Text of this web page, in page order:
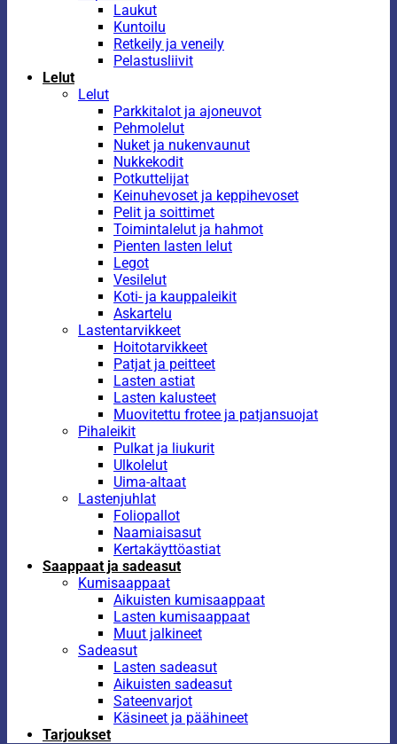
Laukut
Kuntoilu
Retkeily ja veneily
Pelastusliivit
Lelut
Lelut
Parkkitalot ja ajoneuvot
Pehmolelut
Nuket ja nukenvaunut
Nukkekodit
Potkuttelijat
Keinuhevoset ja keppihevoset
Pelit ja soittimet
Toimintalelut ja hahmot
Pienten lasten lelut
Legot
Vesilelut
Koti- ja kauppaleikit
Askartelu
Lastentarvikkeet
Hoitotarvikkeet
Patjat ja peitteet
Lasten astiat
Lasten kalusteet
Muovitettu frotee ja patjansuojat
Pihaleikit
Pulkat ja liukurit
Ulkolelut
Uima-altaat
Lastenjuhlat
Foliopallot
Naamiaisasut
Kertakäyttöastiat
Saappaat ja sadeasut
Kumisaappaat
Aikuisten kumisaappaat
Lasten kumisaappaat
Muut jalkineet
Sadeasut
Lasten sadeasut
Aikuisten sadeasut
Sateenvarjot
Käsineet ja päähineet
Tarjoukset